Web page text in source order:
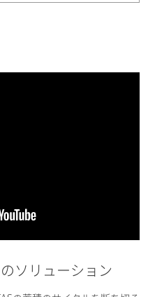
ソリューション